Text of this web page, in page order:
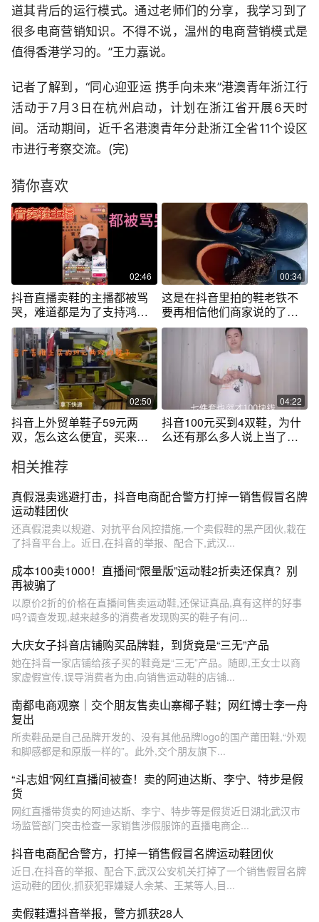
道其背后的运行模式。通过老师们的分享，我学习到了
很多电商营销知识。不得不说，温州的电商营销模式是
值得香港学习的。”王力嘉说。
记者了解到，“同心迎亚运 携手向未来”港澳青年浙江行
活动于7月3日在杭州启动，计划在浙江省开展6天时
间。活动期间，近千名港澳青年分赴浙江全省11个设区
市进行考察交流。(完)
猜你喜欢
02:46
抖音直播卖鞋的主播都被骂
哭，难道都是为了支持鸿星
尔克吗
00:34
这是在抖音里拍的鞋老铁不
要再相信他们商家说的了全
是假冒伪劣
02:50
抖音上外贸单鞋子59元两
双，怎么这么便宜，买来看
04:22
抖音100元买到4双鞋，为什
么还有那么多人说上当了？
相关推荐
真假混卖逃避打击，抖音电商配合警方打掉一销售假冒名牌
运动鞋团伙
还真假混卖以规避、对抗平台风控措施,一个卖假鞋的黑产团伙,栽在
了抖音平台上。近日,在抖音的举报、配合下,武汉...
成本100卖1000！直播间“限量版”运动鞋2折卖还保真？别
再被骗了
以原价2折的价格在直播间售卖运动鞋,还保证真品,真有这样的好事
吗?调查发现,越来越多的消费者发现购买的鞋子有问...
大庆女子抖音店铺购买品牌鞋，到货竟是“三无”产品
她在抖音一家店铺给孩子买的鞋竟是“三无”产品。随即,王女士以商
家虚假宣传,误导消费者为由,向销售运动鞋的店铺...
南都电商观察｜交个朋友售卖山寨椰子鞋；网红博士李一舟
复出
所卖鞋品是自己品牌开发的、没有其他品牌logo的国产莆田鞋,“外观
和脚感都是和原版一样的”。此外,交个朋友旗下...
“斗志姐”网红直播间被查！卖的阿迪达斯、李宁、特步是假
货
网红直播带货卖的阿迪达斯、李宁、特步等是假货近日湖北武汉市
场监管部门突击检查一家销售涉假服饰的直播电商企...
抖音电商配合警方，打掉一销售假冒名牌运动鞋团伙
近日,在抖音的举报、配合下,武汉公安机关打掉了一个销售假冒名牌
运动鞋的团伙,抓获犯罪嫌疑人余某、王某等人,目...
卖假鞋遭抖音举报，警方抓获28人